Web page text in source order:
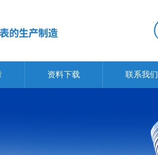
资料下载 联系我们